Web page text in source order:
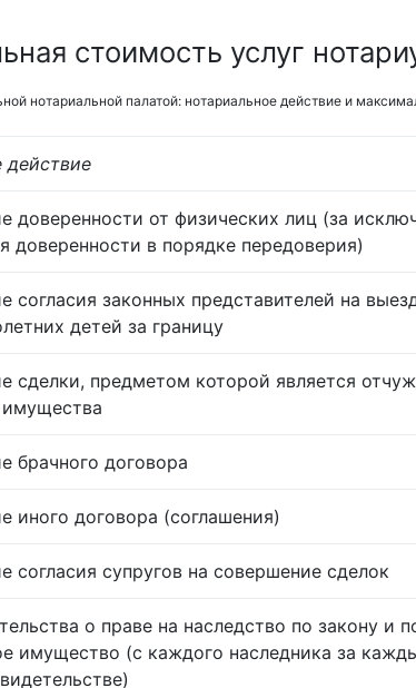
стоимость услуг
нотариальной палатой: нотариальное действие и
действие
доверенности от физических лиц (за
доверенности в порядке передоверия)
согласия законных представителей на
детей за границу
сделки, предметом которой является
брачного договора
иного договора (соглашения)
согласия супругов на совершение сделок
о праве на наследство по закону и
имущество (с каждого наследника за